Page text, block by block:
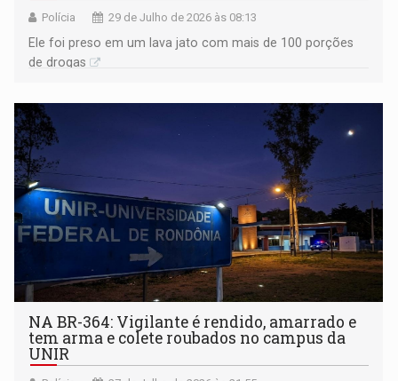
Polícia 29 de Julho de 2026 às 08:13
Ele foi preso em um lava jato com mais de 100 porções
de drogas
NA BR-364: Vigilante é rendido, amarrado e
tem arma e colete roubados no campus da
UNIR